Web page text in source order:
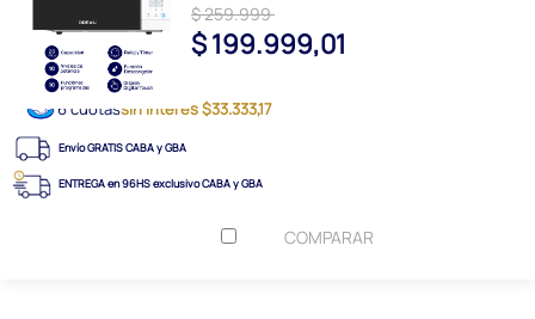
$ 259.999
$ 199.999,01
6 cuotassin interés $33.333,17
Envío GRATIS CABA y GBA
ENTREGA en 96HS exclusivo CABA y GBA
COMPARAR